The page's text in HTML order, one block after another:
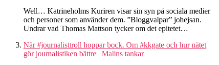
Well… Katrineholms Kuriren visar sin syn på sociala medier
och personer som använder dem. ”Bloggvalpar” johejsan.
Undrar vad Thomas Mattson tycker om det epitetet…
När #journalisttroll hoppar bock. Om #kkgate och hur nätet
gör journalistiken bättre | Malins tankar